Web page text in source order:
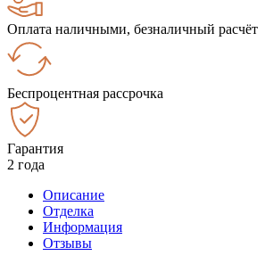
Оплата наличными, безналичный расчёт
Беспроцентная рассрочка
Гарантия
2 года
Описание
Отделка
Информация
Отзывы